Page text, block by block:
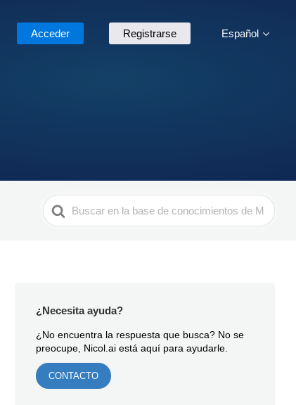
Acceder Registrarse Español
Search
For
¿Necesita ayuda?
¿No encuentra la respuesta que busca? No se
preocupe, Nicol.ai está aquí para ayudarle.
CONTACTO